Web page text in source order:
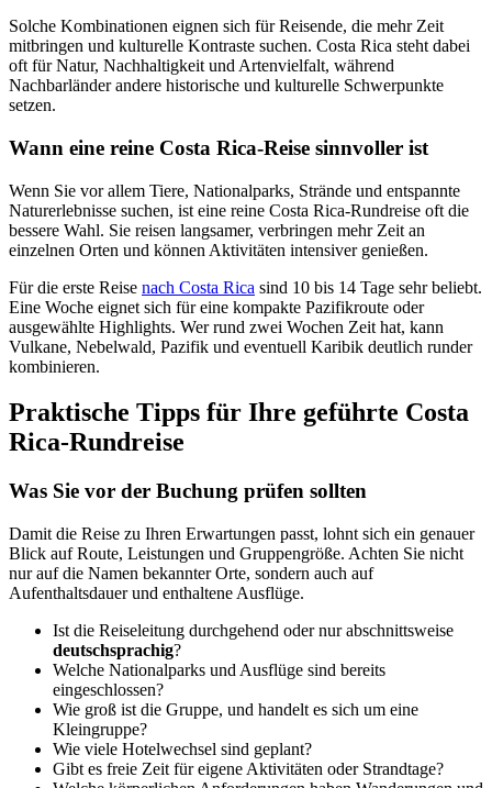
Solche Kombinationen eignen sich für Reisende, die mehr Zeit
mitbringen und kulturelle Kontraste suchen. Costa Rica steht dabei
oft für Natur, Nachhaltigkeit und Artenvielfalt, während
Nachbarländer andere historische und kulturelle Schwerpunkte
setzen.
Wann eine reine Costa Rica-Reise sinnvoller ist
Wenn Sie vor allem Tiere, Nationalparks, Strände und entspannte
Naturerlebnisse suchen, ist eine reine Costa Rica-Rundreise oft die
bessere Wahl. Sie reisen langsamer, verbringen mehr Zeit an
einzelnen Orten und können Aktivitäten intensiver genießen.
Für die erste Reise nach Costa Rica sind 10 bis 14 Tage sehr beliebt.
Eine Woche eignet sich für eine kompakte Pazifikroute oder
ausgewählte Highlights. Wer rund zwei Wochen Zeit hat, kann
Vulkane, Nebelwald, Pazifik und eventuell Karibik deutlich runder
kombinieren.
Praktische Tipps für Ihre geführte Costa
Rica-Rundreise
Was Sie vor der Buchung prüfen sollten
Damit die Reise zu Ihren Erwartungen passt, lohnt sich ein genauer
Blick auf Route, Leistungen und Gruppengröße. Achten Sie nicht
nur auf die Namen bekannter Orte, sondern auch auf
Aufenthaltsdauer und enthaltene Ausflüge.
Ist die Reiseleitung durchgehend oder nur abschnittsweise
deutschsprachig?
Welche Nationalparks und Ausflüge sind bereits
eingeschlossen?
Wie groß ist die Gruppe, und handelt es sich um eine
Kleingruppe?
Wie viele Hotelwechsel sind geplant?
Gibt es freie Zeit für eigene Aktivitäten oder Strandtage?